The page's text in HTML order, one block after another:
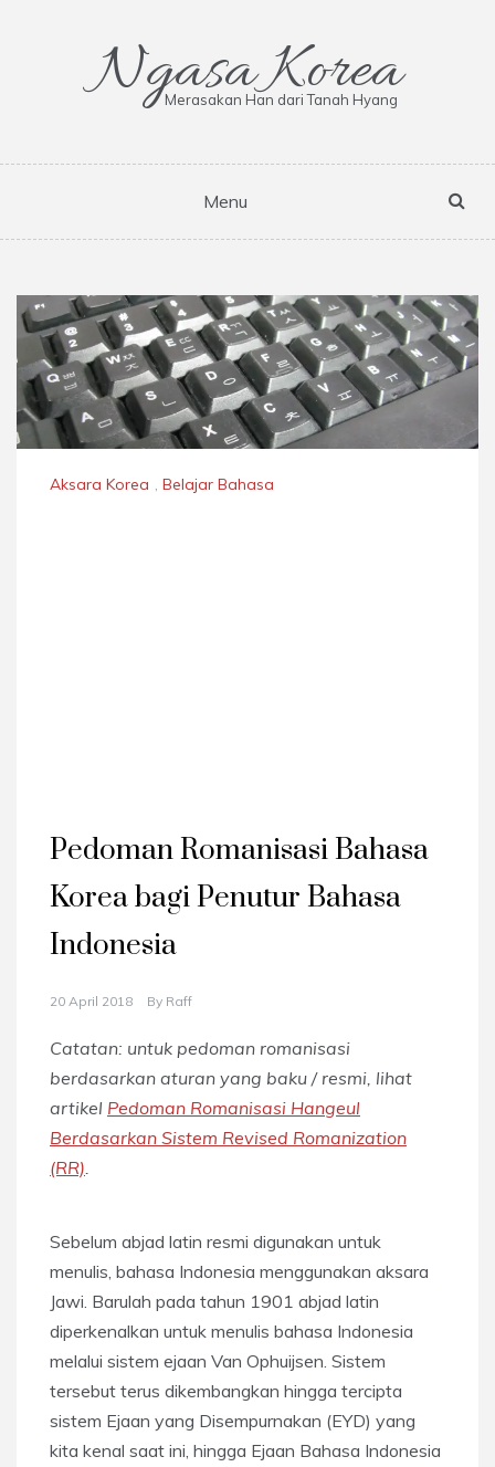
Ngasa Korea
Merasakan Han dari Tanah Hyang
Menu
Aksara Korea , Belajar Bahasa
Pedoman Romanisasi Bahasa
Korea bagi Penutur Bahasa
Indonesia
20 April 2018 By Raff
Catatan: untuk pedoman romanisasi
berdasarkan aturan yang baku / resmi, lihat
artikel Pedoman Romanisasi Hangeul
Berdasarkan Sistem Revised Romanization
(RR)
Sebelum abjad latin resmi digunakan untuk
menulis, bahasa Indonesia menggunakan aksara
Jawi. Barulah pada tahun 1901 abjad latin
diperkenalkan untuk menulis bahasa Indonesia
melalui sistem ejaan Van Ophuijsen. Sistem
tersebut terus dikembangkan hingga tercipta
sistem Ejaan yang Disempurnakan (EYD) yang
kita kenal saat ini, hingga Ejaan Bahasa Indonesia